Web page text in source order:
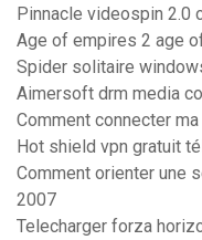
Pinnacle videospin 2.0
Age of empires 2 age
Spider solitaire
Aimersoft drm media
Comment connecter
Hot shield vpn gratuit
Comment orienter une
2007
Telecharger forza